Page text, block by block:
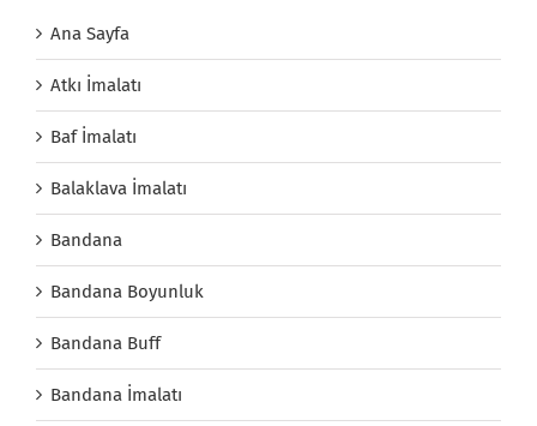
Ana Sayfa
Atkı İmalatı
Baf İmalatı
Balaklava İmalatı
Bandana
Bandana Boyunluk
Bandana Buff
Bandana İmalatı